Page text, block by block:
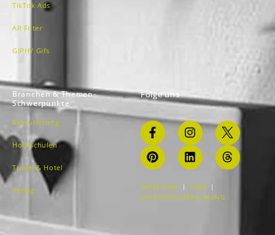
TikTok Ads
AR Filter
GIPHY Gifs
Branchen & Themen-
Schwerpunkte
Rekrutierung
Hochschulen
Travel & Hotel
Verlag
Folge uns
IMPRESSUM | AGBS |
DATENSCHUTZERKLÄRUNG